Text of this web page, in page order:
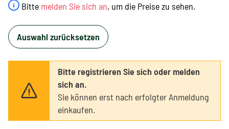
Bitte melden Sie sich an, um die Preise zu sehen.
Auswahl zurücksetzen
Bitte registrieren Sie sich oder melden
sich an.
Sie können erst nach erfolgter Anmeldung
einkaufen.